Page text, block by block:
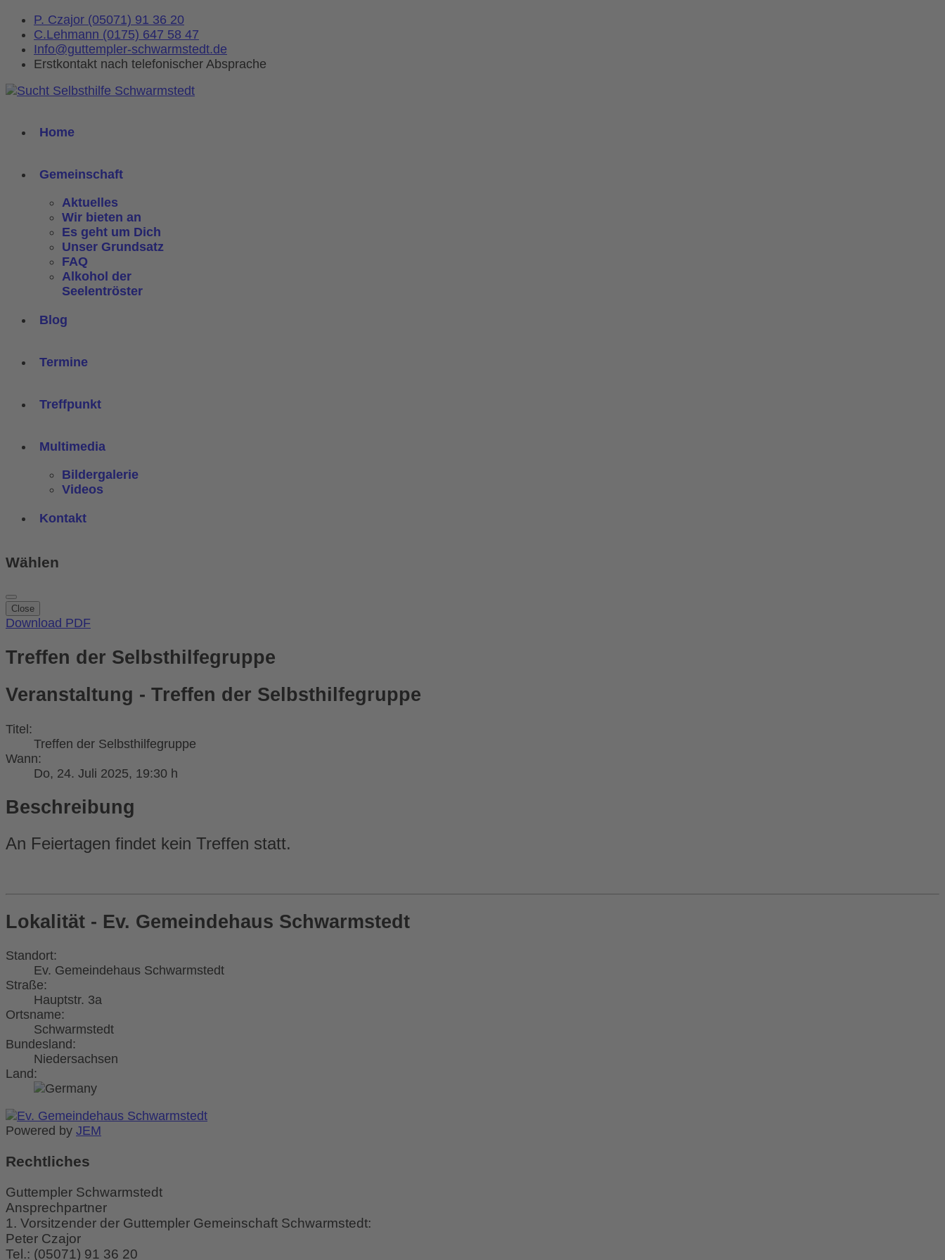
P. Czajor (05071) 91 36 20
C.Lehmann (0175) 647 58 47
Info@guttempler-schwarmstedt.de
Erstkontakt nach telefonischer Absprache
Home
Gemeinschaft
Aktuelles
Wir bieten an
Es geht um Dich
Unser Grundsatz
FAQ
Alkohol der
Seelentröster
Blog
Termine
Treffpunkt
Multimedia
Bildergalerie
Videos
Kontakt
Wählen
Close
Download PDF
Treffen der Selbsthilfegruppe
Veranstaltung - Treffen der Selbsthilfegruppe
Titel:
Treffen der Selbsthilfegruppe
Wann:
Do, 24. Juli 2025, 19:30 h
Beschreibung
An Feiertagen findet kein Treffen statt.
Lokalität - Ev. Gemeindehaus Schwarmstedt
Standort:
Ev. Gemeindehaus Schwarmstedt
Straße:
Hauptstr. 3a
Ortsname:
Schwarmstedt
Bundesland:
Niedersachsen
Land:
Powered by JEM
Rechtliches
Guttempler Schwarmstedt
Ansprechpartner
1. Vorsitzender der Guttempler Gemeinschaft Schwarmstedt:
Peter Czajor
Tel.: (05071) 91 36 20